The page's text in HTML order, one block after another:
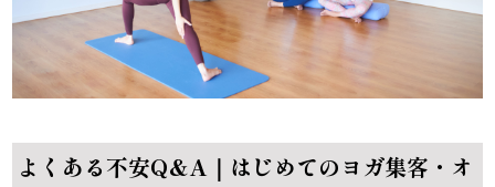
よくある不安Q&A｜はじめてのヨガ集客・オ